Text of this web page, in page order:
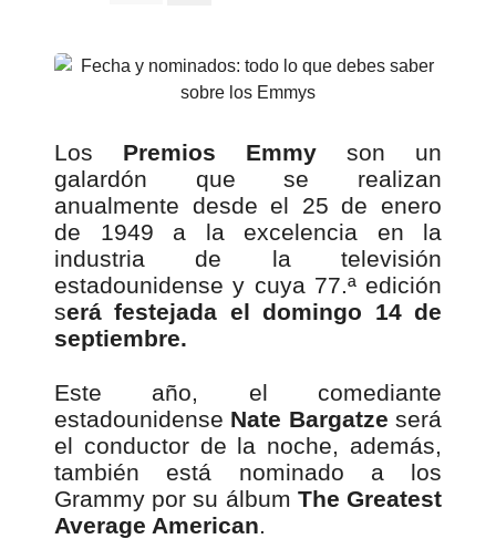
Los Premios Emmy son un
galardón que se realizan
anualmente desde el 25 de enero
de 1949 a la excelencia en la
industria de la televisión
estadounidense y cuya 77.ª edición
será festejada el domingo 14 de
septiembre.
Este año, el comediante
estadounidense Nate Bargatze será
el conductor de la noche, además,
también está nominado a los
Grammy por su álbum The Greatest
Average American.